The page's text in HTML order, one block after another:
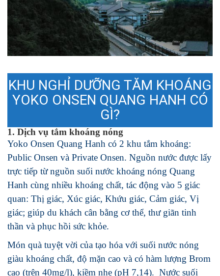
KHU NGHỈ DƯỠNG TĂM KHOÁNG
YOKO ONSEN QUANG HANH CÓ
GÌ?
1. Dịch vụ tắm khoáng nóng
Yoko Onsen Quang Hanh có 2 khu tắm khoáng:
Public Onsen và Private Onsen. Nguồn nước được lấy
trực tiếp từ nguồn suối nước khoáng nóng Quang
Hanh cùng nhiều khoáng chất, tác động vào 5 giác
quan: Thị giác, Xúc giác, Khứu giác, Cảm giác, Vị
giác; giúp du khách cân bằng cơ thể, thư giãn tinh
thần và phục hồi sức khỏe.
Món quà tuyệt vời của tạo hóa với suối nước nóng
giàu khoáng chất, độ mặn cao và có hàm lượng Brom
cao (trên 40mg/l), kiềm nhẹ (pH 7,14). Nước suối